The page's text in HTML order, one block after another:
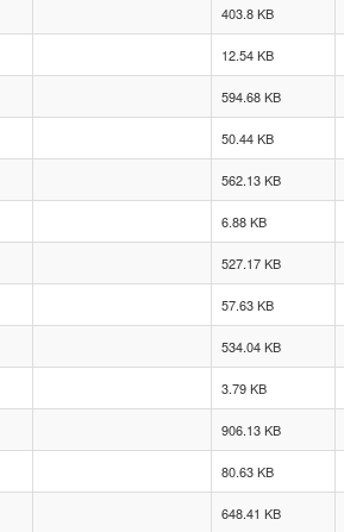
403.8 KB
12.54 KB
594.68 KB
50.44 KB
562.13 KB
6.88 KB
527.17 KB
57.63 KB
534.04 KB
3.79 KB
906.13 KB
80.63 KB
648.41 KB